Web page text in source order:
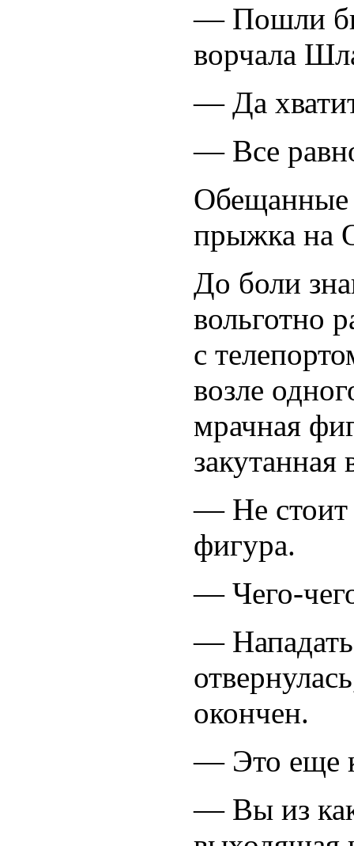
— Пошли
ворчала
— Да
— Все
Обещанные
прыжка на
До боли
вольготно
с
возле
мрачная
— Не стоит
фигура.
— Чего-
—
окончен.
— Это еще
— Вы из